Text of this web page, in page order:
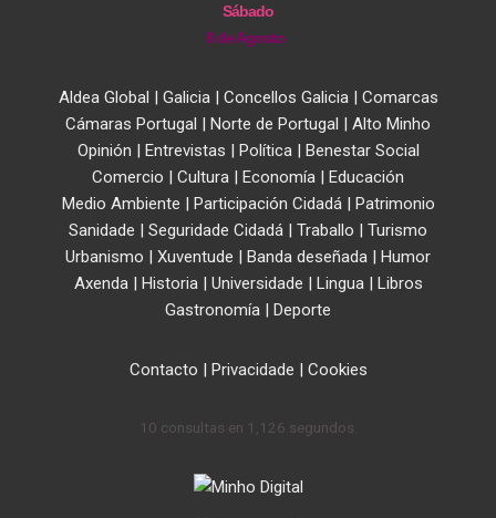
Sábado
8 de Agosto
Aldea Global | Galicia| Concellos Galicia| Comarcas
Cámaras Portugal | Norte de Portugal | Alto Minho
Opinión | Entrevistas | Política| Benestar Social
Comercio | Cultura | Economía | Educación
Medio Ambiente | Participación Cidadá| Patrimonio
Sanidade | Seguridade Cidadá | Traballo | Turismo
Urbanismo | Xuventude | Banda deseñada | Humor
Axenda| Historia| Universidade | Lingua| Libros
Gastronomía | Deporte
Contacto | Privacidade | Cookies
10 consultas en 1,126 segundos.